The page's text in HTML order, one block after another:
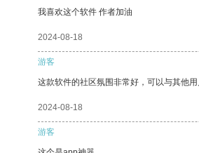
我喜欢这个软件 作者加油
2024-08-18
游客
这款软件的社区氛围非常好，可以与其他用
2024-08-18
游客